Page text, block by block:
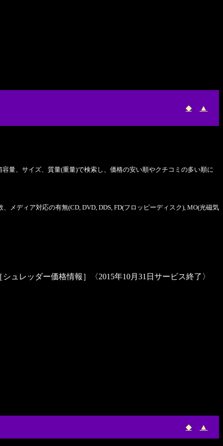
◆ ▲
量、サイズ、質量(重量)で検索し、価格の安い順やクチコミの多い順に
メディア対応の有無(CD, DVD, DDS, FD(フロッピーディスク), MO(光磁気
レッダー価格情報］〈2015年10月31日サービス終了〉
◆ ▲